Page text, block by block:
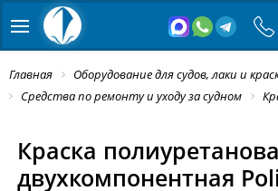
Главная
Оборудование для судов, лаки и
Средства по ремонту и уходу за судном
Краска
двухкомпонентная